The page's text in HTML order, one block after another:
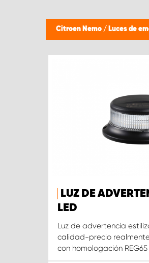
Citroen Nemo / Luces de
LUZ DE
LED
Luz de advertencia
calidad-precio
con homologación REG65